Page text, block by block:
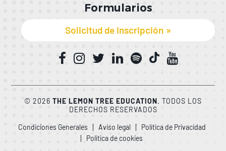
Formularios
Solicitud de inscripción
© 2026 THE LEMON TREE EDUCATION. TODOS LOS
DERECHOS RESERVADOS
Condiciones Generales Aviso legal
Política de Privacidad
Política de cookies